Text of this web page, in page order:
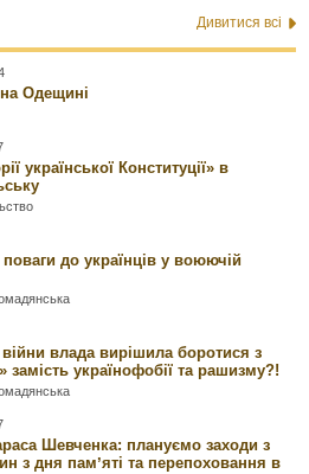
Дивитися всі
на Одещині
української Конституції» в
до українців у воюючій
влада вирішила боротися з
замість українофобії та рашизму?!
Шевченка: плануємо заходи з
з дня памʼяті та перепоховання в